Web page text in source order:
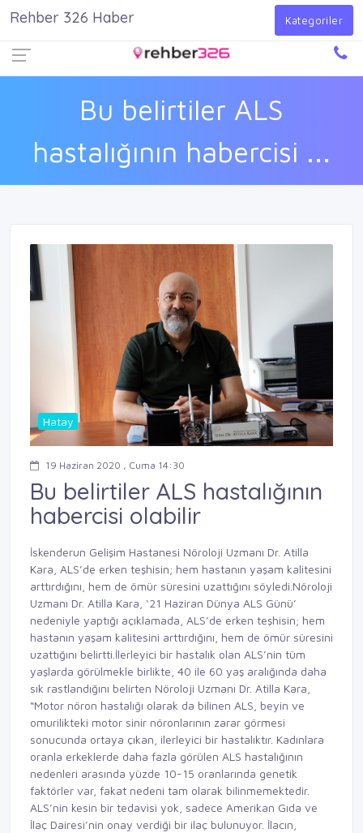
Giriş Yap
Bu belirtiler ALS
hastalığının habercisi ...
Rehber 326 Haber Kategoriler
Hatay
19 Haziran 2020 , Cuma 14:30
Bu belirtiler ALS hastalığının
habercisi olabilir
İskenderun Gelişim Hastanesi Nöroloji Uzmanı Dr. Atilla
Kara, ALS’de erken teşhisin; hem hastanın yaşam kalitesini
arttırdığını, hem de ömür süresini uzattığını söyledi.Nöroloji
Uzmanı Dr. Atilla Kara, ‘21 Haziran Dünya ALS Günü’
nedeniyle yaptığı açıklamada, ALS’de erken teşhisin; hem
hastanın yaşam kalitesini arttırdığını, hem de ömür süresini
uzattığını belirtti.İlerleyici bir hastalık olan ALS’nin tüm
yaşlarda görülmekle birlikte, 40 ile 60 yaş aralığında daha
sık rastlandığını belirten Nöroloji Uzmanı Dr. Atilla Kara,
“Motor nöron hastalığı olarak da bilinen ALS, beyin ve
omurilikteki motor sinir nöronlarının zarar görmesi
sonucunda ortaya çıkan, ilerleyici bir hastalıktır. Kadınlara
oranla erkeklerde daha fazla görülen ALS hastalığının
nedenleri arasında yüzde 10-15 oranlarında genetik
faktörler var, fakat nedeni tam olarak bilinmemektedir.
ALS’nin kesin bir tedavisi yok, sadece Amerikan Gıda ve
İlaç Dairesi’nin onay verdiği bir ilaç bulunuyor. İlacın,